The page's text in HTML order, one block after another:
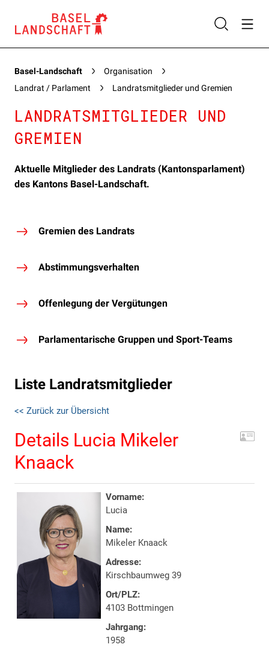
Basel-Landschaft
Organisation
Landrat / Parlament
Landratsmitglieder und Gremien
LANDRATSMITGLIEDER UND
GREMIEN
Aktuelle Mitglieder des Landrats (Kantonsparlament)
des Kantons Basel-Landschaft.
Gremien des Landrats
Abstimmungsverhalten
Offenlegung der Vergütungen
Parlamentarische Gruppen und Sport-Teams
Liste Landratsmitglieder